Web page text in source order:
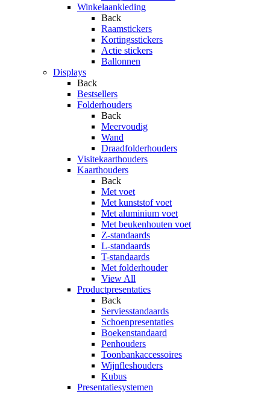
Winkelaankleding
Back
Raamstickers
Kortingsstickers
Actie stickers
Ballonnen
Displays
Back
Bestsellers
Folderhouders
Back
Meervoudig
Wand
Draadfolderhouders
Visitekaarthouders
Kaarthouders
Back
Met voet
Met kunststof voet
Met aluminium voet
Met beukenhouten voet
Z-standaards
L-standaards
T-standaards
Met folderhouder
View All
Productpresentaties
Back
Serviesstandaards
Schoenpresentaties
Boekenstandaard
Penhouders
Toonbankaccessoires
Wijnfleshouders
Kubus
Presentatiesystemen